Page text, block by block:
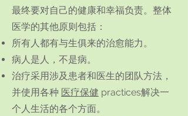
最终要对自己的健康和幸福负责。整体
医学的其他原则包括：
所有人都有与生俱来的治愈能力。
病人是人，不是病。
治疗采用涉及患者和医生的团队方法，
并使用各种 医疗保健 practices解决一
个人生活的各个方面。